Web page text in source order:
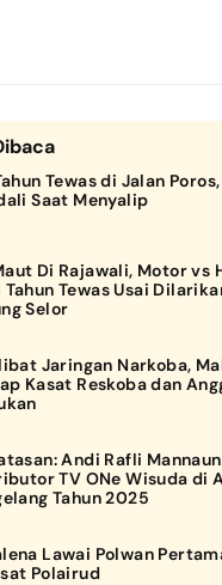
Tewas di Jalan
Saat Menyalip
Di Rajawali, Motor vs
Tewas Usai
Selor
Jaringan Narkoba,
Kasat Reskoba dan
Andi Rafli
TV ONe Wisuda di
Tahun 2025
Lawai Polwan
Polairud